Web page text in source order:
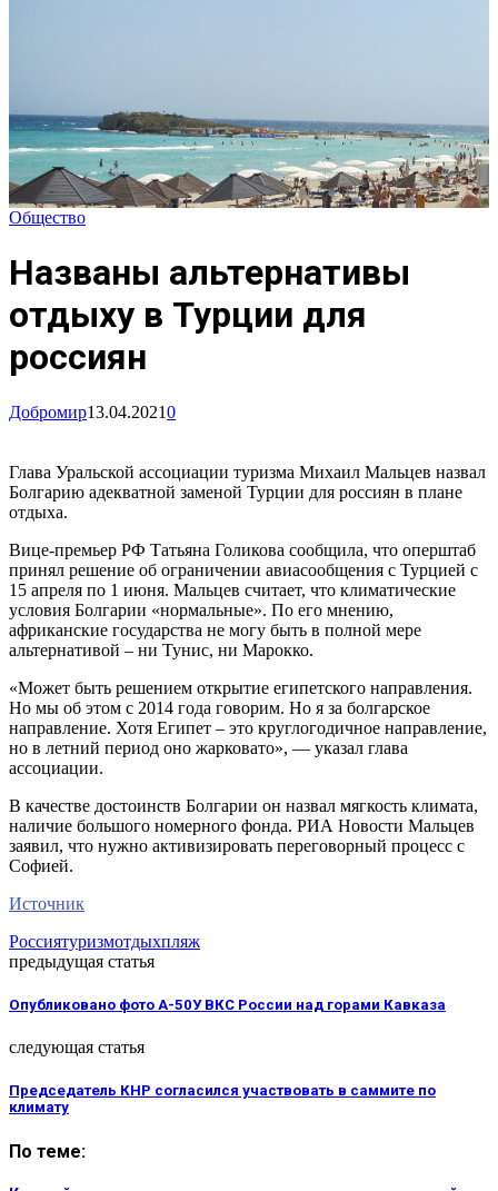
Общество
Названы альтернативы
отдыху в Турции для
россиян
Добромир13.04.20210
Глава Уральской ассоциации туризма Михаил Мальцев назвал
Болгарию адекватной заменой Турции для россиян в плане
отдыха.
Вице-премьер РФ Татьяна Голикова сообщила, что оперштаб
принял решение об ограничении авиасообщения с Турцией с
15 апреля по 1 июня. Мальцев считает, что климатические
условия Болгарии «нормальные». По его мнению,
африканские государства не могу быть в полной мере
альтернативой – ни Тунис, ни Марокко.
«Может быть решением открытие египетского направления.
Но мы об этом с 2014 года говорим. Но я за болгарское
направление. Хотя Египет – это круглогодичное направление,
но в летний период оно жарковато», — указал глава
ассоциации.
В качестве достоинств Болгарии он назвал мягкость климата,
наличие большого номерного фонда. РИА Новости Мальцев
заявил, что нужно активизировать переговорный процесс с
Софией.
Источник
Россиятуризмотдыхпляж
предыдущая статья
Опубликовано фото А-50У ВКС России над горами Кавказа
следующая статья
Председатель КНР согласился участвовать в саммите по
климату
По теме: